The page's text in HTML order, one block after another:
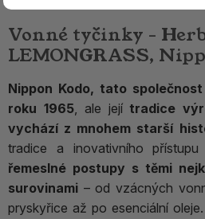
Vonné tyčinky -
LEMONGRASS,
Nippon Kodo, tato
roku 1965, ale její tradice
vychází z mnohem starší
tradice a inovativního přístupu
řemeslné postupy s těmi
surovinami – od vzácných
pryskyřice až po esenciální oleje.